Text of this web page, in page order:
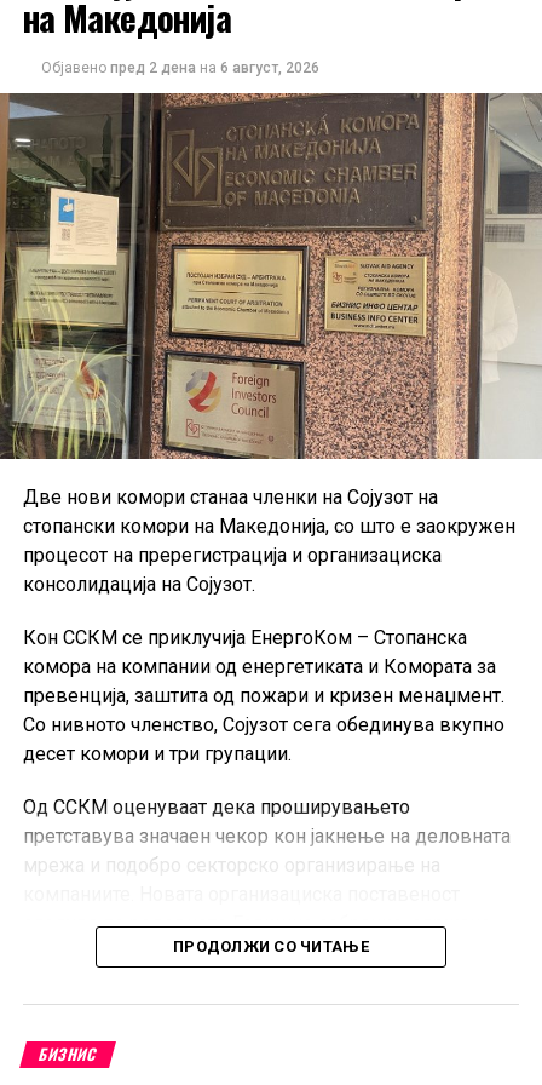
зголемиле за 0,3%. Наспроти тоа, извозот кон САД
Податоците укажуваат дека германската индустрија
постепено закрепнува, иако аналитичарите
предупредуваат дека одржливоста на растот ќе
зависи од идната побарувачка и глобалните
економски услови.
на Македонија
Објавено пред 2 дена на 6 август, 2026
Две нови комори станаа членки на Сојузот на
стопански комори на Македонија, со што е заокружен
процесот на пререгистрација и организациска
консолидација на Сојузот.
Кон ССКМ се приклучија ЕнергоКом – Стопанска
комора на компании од енергетиката и Комората за
превенција, заштита од пожари и кризен менаџмент.
Со нивното членство, Сојузот сега обединува вкупно
десет комори и три групации.
Од ССКМ оценуваат дека проширувањето
претставува значаен чекор кон јакнење на деловната
мрежа и подобро секторско организирање на
следува по редовното Годишно собрание, одржано
кон крајот на јуни во Скопје.
Претседателот на ССКМ, Горан Горгиевски, изјави
поефикасно застапување на интересите на
ПРОДОЛЖИ СО ЧИТАЊЕ
БИЗНИС